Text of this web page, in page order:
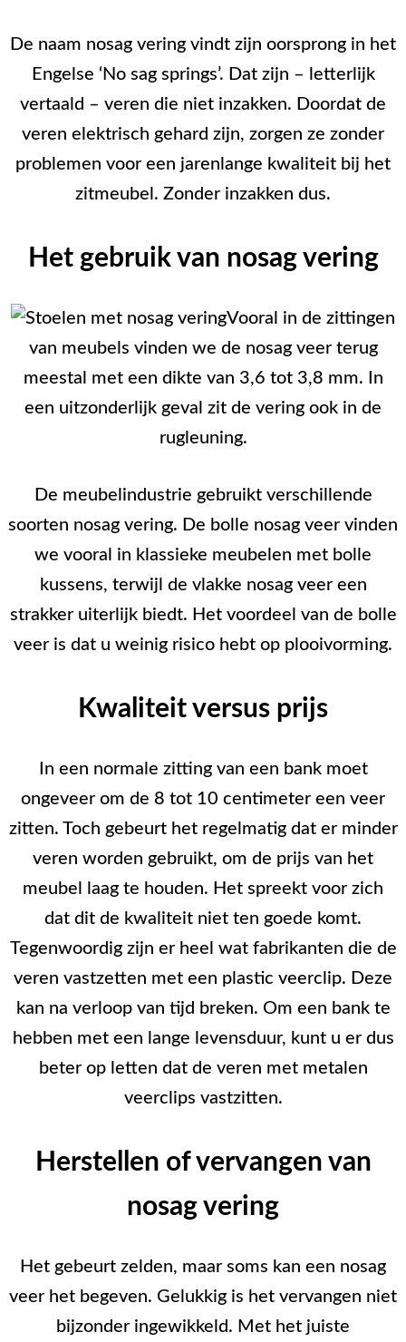
De naam nosag vering vindt zijn oorsprong in het
Engelse ‘No sag springs’. Dat zijn – letterlijk
vertaald – veren die niet inzakken. Doordat de
veren elektrisch gehard zijn, zorgen ze zonder
problemen voor een jarenlange kwaliteit bij het
zitmeubel. Zonder inzakken dus.
Het gebruik van nosag vering
Vooral in de zittingen
van meubels vinden we de nosag veer terug
meestal met een dikte van 3,6 tot 3,8 mm. In
een uitzonderlijk geval zit de vering ook in de
rugleuning.
De meubelindustrie gebruikt verschillende
soorten nosag vering. De bolle nosag veer vinden
we vooral in klassieke meubelen met bolle
kussens, terwijl de vlakke nosag veer een
strakker uiterlijk biedt. Het voordeel van de bolle
veer is dat u weinig risico hebt op plooivorming.
Kwaliteit versus prijs
In een normale zitting van een bank moet
ongeveer om de 8 tot 10 centimeter een veer
zitten. Toch gebeurt het regelmatig dat er minder
veren worden gebruikt, om de prijs van het
meubel laag te houden. Het spreekt voor zich
dat dit de kwaliteit niet ten goede komt.
Tegenwoordig zijn er heel wat fabrikanten die de
veren vastzetten met een plastic veerclip. Deze
kan na verloop van tijd breken. Om een bank te
hebben met een lange levensduur, kunt u er dus
beter op letten dat de veren met metalen
veerclips vastzitten.
Herstellen of vervangen van
nosag vering
Het gebeurt zelden, maar soms kan een nosag
veer het begeven. Gelukkig is het vervangen niet
bijzonder ingewikkeld. Met het juiste